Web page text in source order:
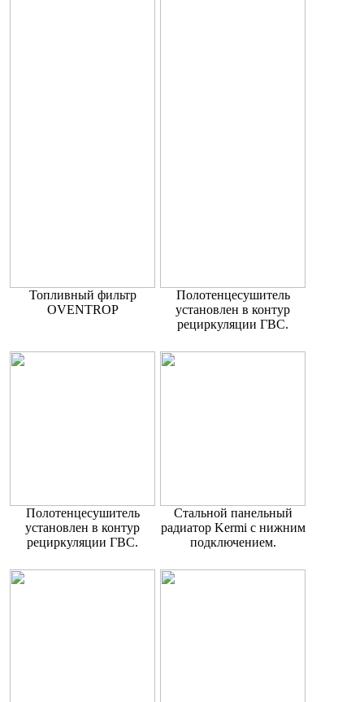
Топливный фильтр
OVENTROP
Полотенцесушитель
установлен в контур
рециркуляции ГВС.
Полотенцесушитель
установлен в контур
рециркуляции ГВС.
Стальной панельный
радиатор Kermi с нижним
подключением.